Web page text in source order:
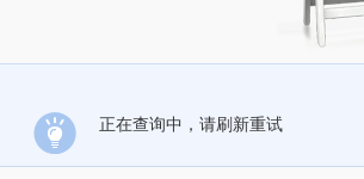
正在查询中，请刷新重试